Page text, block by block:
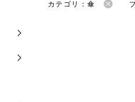
カテゴリ：傘